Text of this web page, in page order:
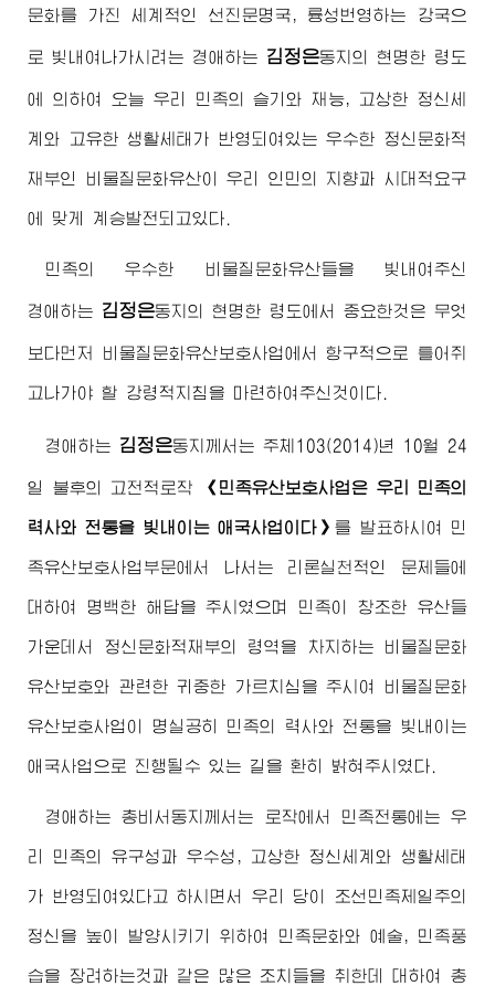
문화를 가진 세계적인 선진문명국, 륭성번영하는 강국으
로 빛내여나가시려는 경애하는 김정은동지 의 현명한 령도
에 의하여 오늘 우리 민족의 슬기와 재능, 고상한 정신세
계와 고유한 생활세태가 반영되여있는 우수한 정신문화적
재부인 비물질문화유산이 우리 인민의 지향과 시대적요구
에 맞게 계승발전되고있다.
민족의 우수한 비물질문화유산들을 빛내여주신
경애하는 김정은동지 의 현명한 령도에서 중요한것은 무엇
보다먼저 비물질문화유산보호사업에서 항구적으로 틀어쥐
고나가야 할 강령적지침을 마련하여주신것이다.
경애하는 김정은동지께서 는 주체103(2014)년 10월 24
일 불후의 고전적로작 《민족유산보호사업은 우리 민족의
력사와 전통을 빛내이는 애국사업이다》를 발표하시여 민
족유산보호사업부문에서 나서는 리론실천적인 문제들에
대하여 명백한 해답을 주시였으며 민족이 창조한 유산들
가운데서 정신문화적재부의 령역을 차지하는 비물질문화
유산보호와 관련한 귀중한 가르치심을 주시여 비물질문화
유산보호사업이 명실공히 민족의 력사와 전통을 빛내이는
애국사업으로 진행될수 있는 길을 환히 밝혀주시였다.
경애하는 총비서동지께서는 로작에서 민족전통에는 우
리 민족의 유구성과 우수성, 고상한 정신세계와 생활세태
가 반영되여있다고 하시면서 우리 당이 조선민족제일주의
정신을 높이 발양시키기 위하여 민족문화와 예술, 민족풍
습을 장려하는것과 같은 많은 조치들을 취한데 대하여 총